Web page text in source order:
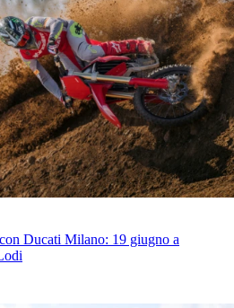
Ducati Milano: 19 giugno a